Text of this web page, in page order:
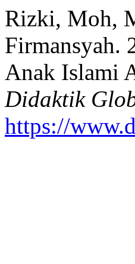
Rizki, Moh,
Firmansyah.
Anak Islami
Didaktik
https://